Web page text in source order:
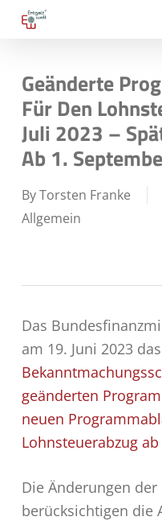
Skip
content
Geänderte
Für Den
Juli 2023 –
Ab 1.
ByTorsten Franke
Allgemein
Das
am 19. Juni 2023 das
geänderten
neuen
Lohnsteuerabzug ab
Die Änderungen
berücksichtigen die